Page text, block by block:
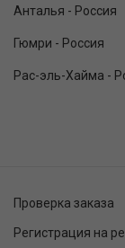
Анталья - Россия
Гюмри - Россия
Рас-эль-Хайма -
Проверка заказа
Регистрация на